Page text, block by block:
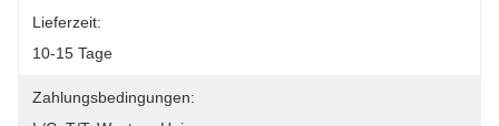
Lieferzeit:
10-15 Tage
Zahlungsbedingungen: